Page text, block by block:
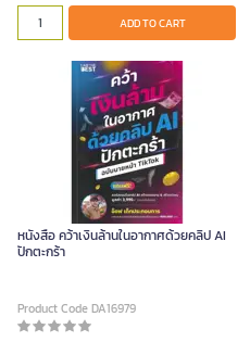
ADD TO CART
หนังสือ คว้าเงินล้านในอากาศด้วยคลิป AI
ปักตะกร้า
Product Code DA16979